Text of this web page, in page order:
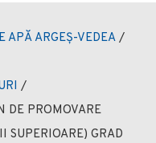
APĂ ARGEȘ-VEDEA /
/
DE PROMOVARE
SUPERIOARE) GRAD